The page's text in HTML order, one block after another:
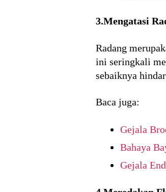
3.Mengatasi
Radang
ini seringkali
sebaiknya
Baca juga:
Gejala
Bahaya
Gejala